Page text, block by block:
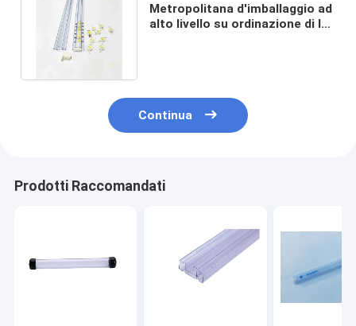
Metropolitana d'imballaggio ad
alto livello su ordinazione di IC
Continua
Prodotti Raccomandati